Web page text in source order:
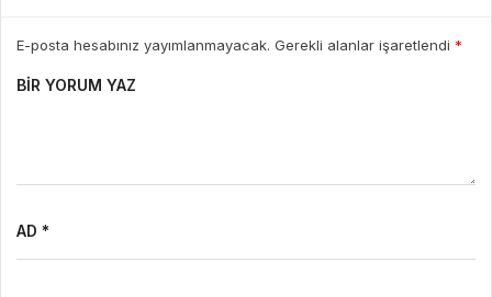
E-posta hesabınız yayımlanmayacak. Gerekli alanlar işaretlendi *
BIR YORUM YAZ
AD *